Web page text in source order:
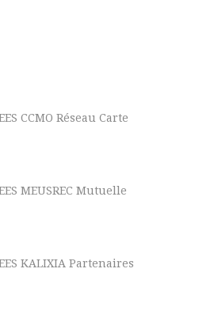
CCMO Réseau Carte
MEUSREC Mutuelle
KALIXIA Partenaires